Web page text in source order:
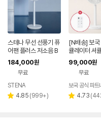
스테나 무선 선풍기 퓨
어팬 플러스 저소음 B
LDC 가정용 아기 신생
아
184,000원
무료
STENA
별 4.85 리
(999+)
[N배송] 보국
큘레이터 셔
무소음 BLDC
이터 BKF-
99,000원
무료
보국 공식 파트
별 4.73 리
(